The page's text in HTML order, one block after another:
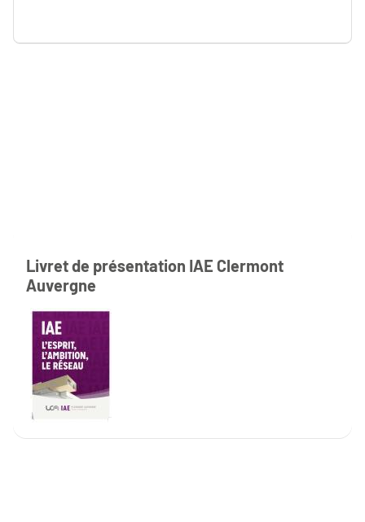
Livret de présentation IAE Clermont
Auvergne